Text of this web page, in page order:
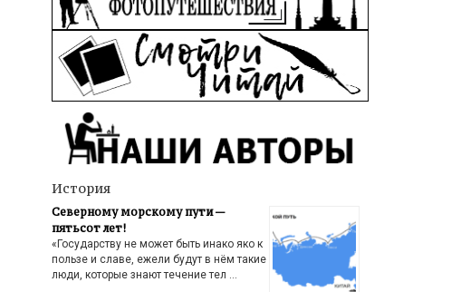
История
Северному морскому пути —
пятьсот лет!
«Государству не может быть инако яко к
пользе и славе, ежели будут в нём такие
люди, которые знают течение тел …